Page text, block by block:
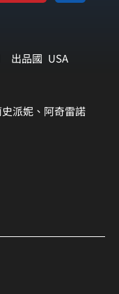
出品國 USA
派妮、阿奇雷諾